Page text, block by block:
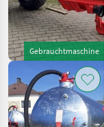
Gebrauchtmaschine